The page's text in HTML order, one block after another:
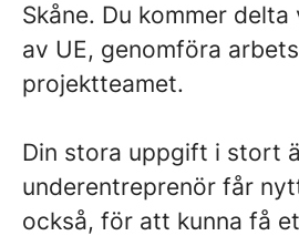
Skåne. Du kommer
av UE, genomföra
projektteamet.
Din stora uppgift i stort
underentreprenör får
också, för att kunna få